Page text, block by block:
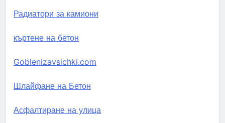
Радиатори за камиони
къртене на бетон
Goblenizavsichki.com
Шлайфане на Бетон
Асфалтиране на улица